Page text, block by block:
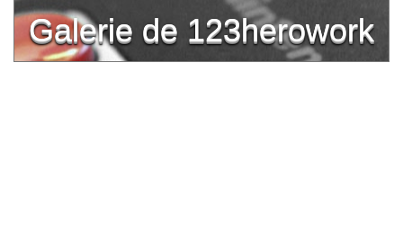
Galerie de 123herowork